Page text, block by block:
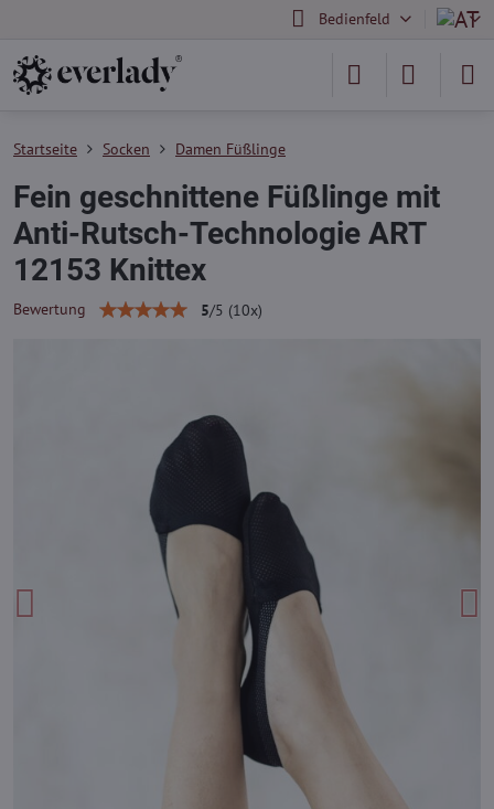
Bedienfeld
Startseite Socken Damen Füßlinge
Fein geschnittene Füßlinge mit
Anti-Rutsch-Technologie ART
12153 Knittex
Bewertung 5/5 (10x)